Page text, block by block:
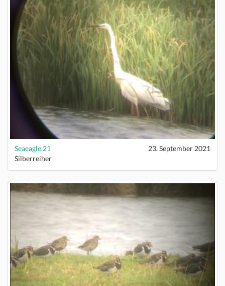
Seaeagle.21
23. September 2021
Silberreiher